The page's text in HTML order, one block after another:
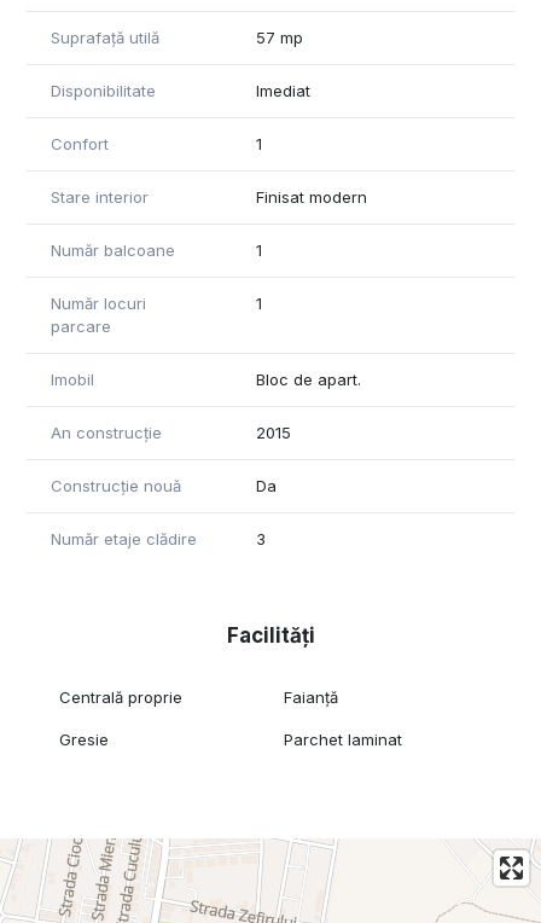
Suprafață utilă 57 mp
Disponibilitate Imediat
Confort 1
Stare interior Finisat modern
Număr balcoane 1
Număr locuri
parcare
1
Imobil Bloc de apart.
An construcție 2015
Construcție nouă Da
Număr etaje clădire 3
Facilități
Centrală proprie Faianță
Gresie Parchet laminat